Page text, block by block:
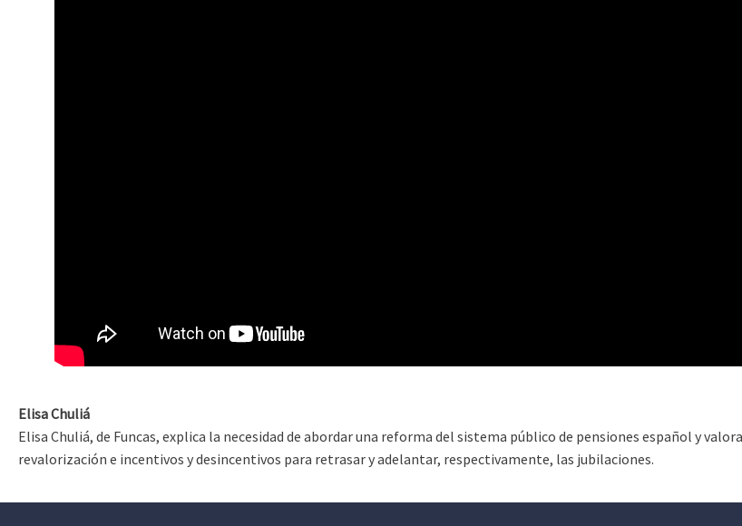
Elisa Chuliá
Elisa Chuliá, de Funcas, explica la necesidad de abordar una reforma del sistema público de pensiones español y
revalorización e incentivos y desincentivos para retrasar y adelantar, respectivamente, las jubilaciones.